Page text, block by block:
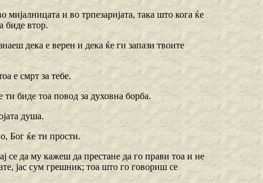
и во трпезаријата, така што кога ќе
биде втор.
дека е верен и дека ќе ги запази твоите
е смрт за тебе.
ти биде тоа повод за духовна борба.
душа.
Бог ќе ти прости.
се да му кажеш да престане да го прави тоа и не
јас сум грешник; тоа што го говориш се